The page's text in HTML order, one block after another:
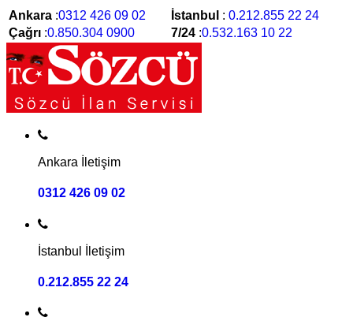
Ankara :0312 426 09 02 İstanbul : 0.212.855 22 24
Çağrı :0.850.304 0900 7/24 :0.532.163 10 22
Ankara İletişim
0312 426 09 02
İstanbul İletişim
0.212.855 22 24